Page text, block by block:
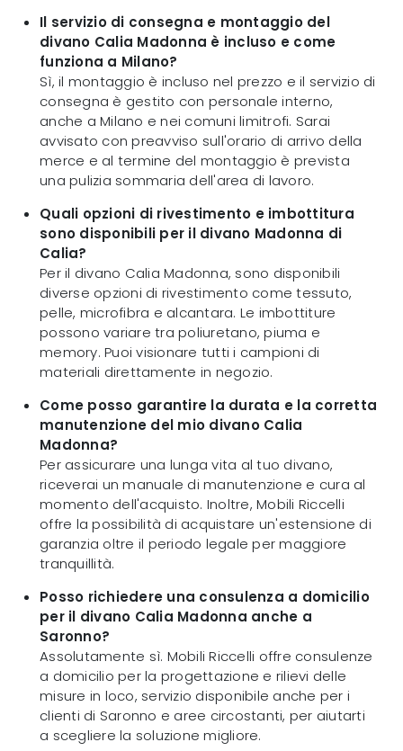
Il servizio di consegna e montaggio del
divano Calia Madonna è incluso e come
funziona a Milano?
Sì, il montaggio è incluso nel prezzo e il servizio di
consegna è gestito con personale interno,
anche a Milano e nei comuni limitrofi. Sarai
avvisato con preavviso sull'orario di arrivo della
merce e al termine del montaggio è prevista
una pulizia sommaria dell'area di lavoro.
Quali opzioni di rivestimento e imbottitura
sono disponibili per il divano Madonna di
Calia?
Per il divano Calia Madonna, sono disponibili
diverse opzioni di rivestimento come tessuto,
pelle, microfibra e alcantara. Le imbottiture
possono variare tra poliuretano, piuma e
memory. Puoi visionare tutti i campioni di
materiali direttamente in negozio.
Come posso garantire la durata e la corretta
manutenzione del mio divano Calia
Madonna?
Per assicurare una lunga vita al tuo divano,
riceverai un manuale di manutenzione e cura al
momento dell'acquisto. Inoltre, Mobili Riccelli
offre la possibilità di acquistare un'estensione di
garanzia oltre il periodo legale per maggiore
tranquillità.
Posso richiedere una consulenza a domicilio
per il divano Calia Madonna anche a
Saronno?
Assolutamente sì. Mobili Riccelli offre consulenze
a domicilio per la progettazione e rilievi delle
misure in loco, servizio disponibile anche per i
clienti di Saronno e aree circostanti, per aiutarti
a scegliere la soluzione migliore.